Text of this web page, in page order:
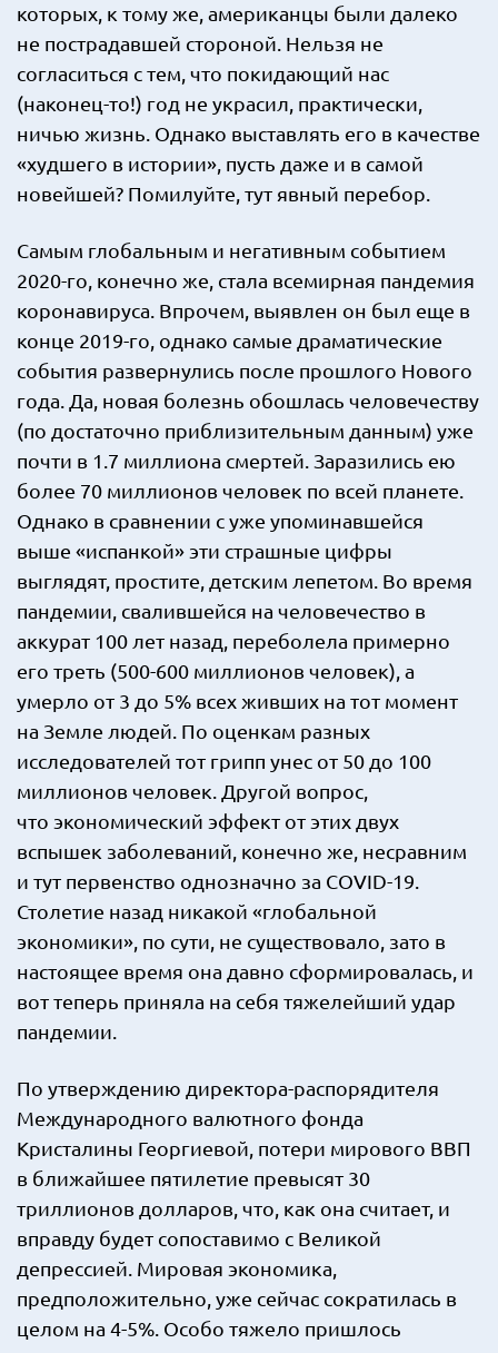
которых, к тому же, американцы были далеко
не пострадавшей стороной. Нельзя не
согласиться с тем, что покидающий нас
(наконец-то!) год не украсил, практически,
ничью жизнь. Однако выставлять его в качестве
«худшего в истории», пусть даже и в самой
новейшей? Помилуйте, тут явный перебор.
Самым глобальным и негативным событием
2020-го, конечно же, стала всемирная пандемия
коронавируса. Впрочем, выявлен он был еще в
конце 2019-го, однако самые драматические
события развернулись после прошлого Нового
года. Да, новая болезнь обошлась человечеству
(по достаточно приблизительным данным) уже
почти в 1.7 миллиона смертей. Заразились ею
более 70 миллионов человек по всей планете.
Однако в сравнении с уже упоминавшейся
выше «испанкой» эти страшные цифры
выглядят, простите, детским лепетом. Во время
пандемии, свалившейся на человечество в
аккурат 100 лет назад, переболела примерно
его треть (500-600 миллионов человек), а
умерло от 3 до 5% всех живших на тот момент
на Земле людей. По оценкам разных
исследователей тот грипп унес от 50 до 100
миллионов человек. Другой вопрос,
что экономический эффект от этих двух
вспышек заболеваний, конечно же, несравним
и тут первенство однозначно за COVID-19.
Столетие назад никакой «глобальной
экономики», по сути, не существовало, зато в
настоящее время она давно сформировалась, и
вот теперь приняла на себя тяжелейший удар
пандемии.
По утверждению директора-распорядителя
Международного валютного фонда
Кристалины Георгиевой, потери мирового ВВП
в ближайшее пятилетие превысят 30
триллионов долларов, что, как она считает, и
вправду будет сопоставимо с Великой
депрессией. Мировая экономика,
предположительно, уже сейчас сократилась в
целом на 4-5%. Особо тяжело пришлось